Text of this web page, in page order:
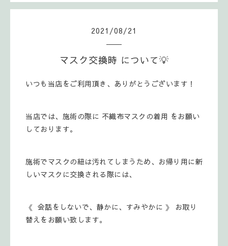
2021 /08/21
マスク交換時 について💡
いつも当店をご利用頂き、ありがとうございます！
当店では、施術の際に 不織布マスクの着用 をお願い
しております。
施術でマスクの紐は汚れてしまうため、お帰り用に新
しいマスクに交換される際には、
《 会話をしないで、静かに、すみやかに 》 お取り
替えをお願い致します。